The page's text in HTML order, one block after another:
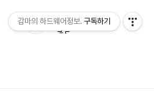
감마의 하드웨어정보. 구독하기